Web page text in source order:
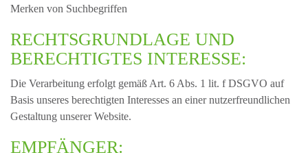
Merken von Suchbegriffen
RECHTSGRUNDLAGE UND
BERECHTIGTES INTERESSE:
Die Verarbeitung erfolgt gemäß Art. 6 Abs. 1 lit. f DSGVO auf
Basis unseres berechtigten Interesses an einer nutzerfreundlichen
Gestaltung unserer Website.
EMPFÄNGER: